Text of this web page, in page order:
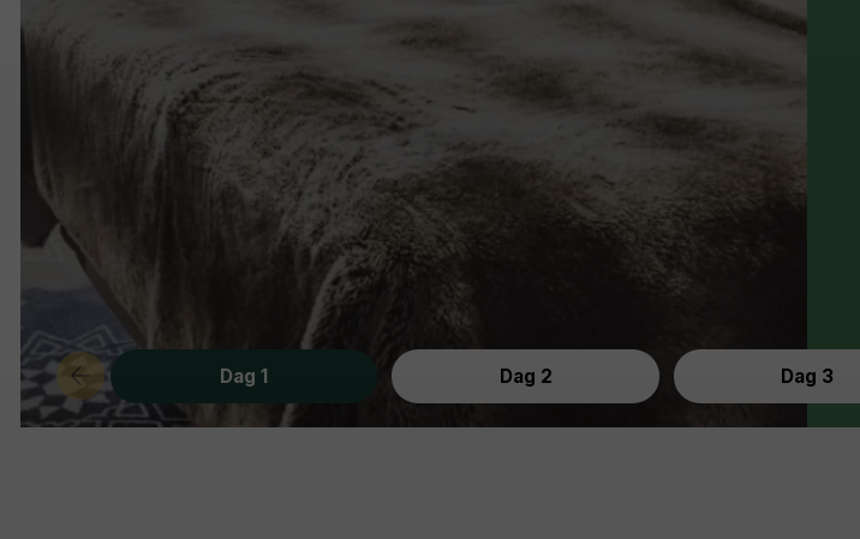
Dag 1 Dag 2 Dag 3